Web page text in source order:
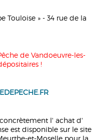
Touloise » - 34 rue de la
de Vandoeuvre-les-
!
l' achat d'
est disponible sur le site